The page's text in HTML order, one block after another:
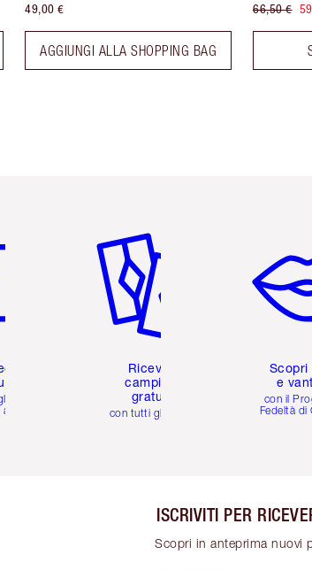
49,00 €
AGGIUNGI ALLA SHOPPING BAG
66,50 €
ordini
59 €
Ricevi 2
campioni
gratuiti
con tutti gli ordini
Scopri
e
con il
Fedeltà di
ISCRIVITI PER
Scopri in anteprima nuovi